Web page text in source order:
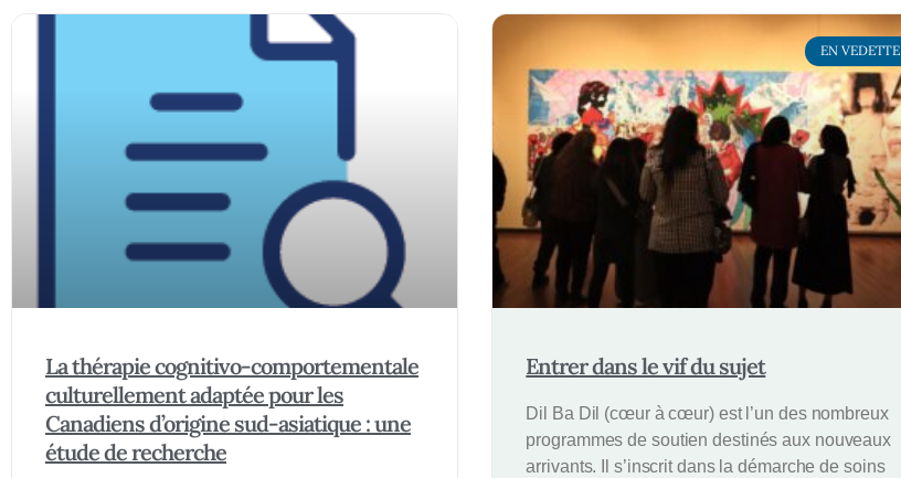
La thérapie cognitivo-comportementale
culturellement adaptée pour les
Canadiens d’origine sud-asiatique : une
étude de recherche
EN VEDETTE
Entrer dans le vif du sujet
Dil Ba Dil (cœur à cœur) est l’un des nombreux
programmes de soutien destinés aux nouveaux
arrivants. Il s’inscrit dans la démarche de soins